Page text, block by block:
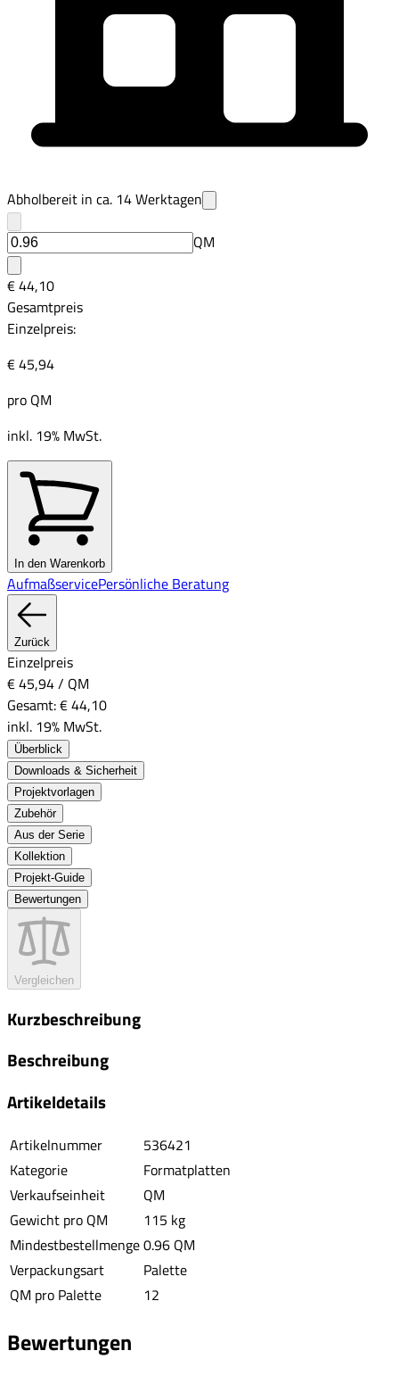
Abholbereit in ca. 14Werktagen
QM
€ 44,10
Gesamtpreis
Einzelpreis:
€ 45,94
pro QM
inkl. 19% MwSt.
In den Warenkorb
AufmaßservicePersönliche Beratung
Zurück
Einzelpreis
€ 45,94/ QM
Gesamt:€ 44,10
inkl. 19% MwSt.
Überblick
Downloads & Sicherheit
Projektvorlagen
Zubehör
Aus der Serie
Kollektion
Projekt-Guide
Bewertungen
Vergleichen
Kurzbeschreibung
Beschreibung
Artikeldetails
Artikelnummer
536421
Kategorie
Formatplatten
Verkaufseinheit
QM
Gewicht pro QM
115 kg
Mindestbestellmenge0.96 QM
Verpackungsart
Palette
QM pro Palette
12
Bewertungen